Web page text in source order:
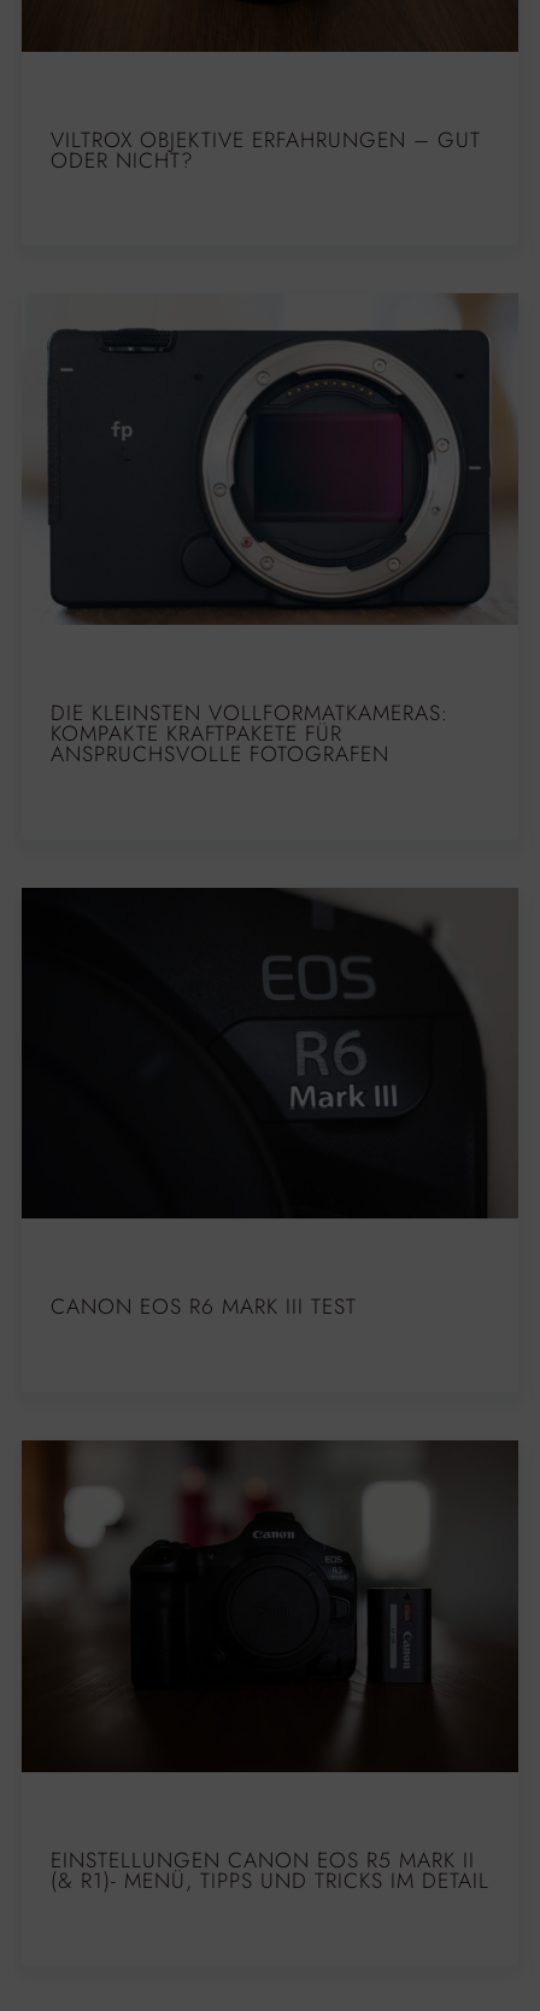
VILTROX OBJEKTIVE ERFAHRUNGEN – GUT
ODER NICHT?
DIE KLEINSTEN VOLLFORMATKAMERAS:
KOMPAKTE KRAFTPAKETE FÜR
ANSPRUCHSVOLLE FOTOGRAFEN
CANON EOS R6 MARK III TEST
EINSTELLUNGEN CANON EOS R5 MARK II
(& R1)- MENÜ, TIPPS UND TRICKS IM DETAIL